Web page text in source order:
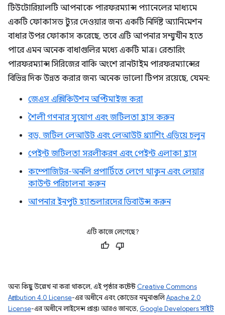
টিউটোরিয়ালটি আপনাকে পারফরম্যান্স প্যানেলের মাধ্যমে
একটি ফোকাসড ট্যুর দেওয়ার জন্য একটি নির্দিষ্ট অ্যানিমেশন
বাধার উপর ফোকাস করেছে, তবে এটি আপনার সম্মুখীন হতে
পারে এমন অনেক বাধাগুলির মধ্যে একটি মাত্র। রেন্ডারিং
পারফরম্যান্স সিরিজের বাকি অংশে রানটাইম পারফরম্যান্সের
বিভিন্ন দিক উন্নত করার জন্য অনেক ভালো টিপস রয়েছে, যেমন:
জেএস এক্সিকিউশন অপ্টিমাইজ করা
শৈলী গণনার সুযোগ এবং জটিলতা হ্রাস করুন
বড়, জটিল লেআউট এবং লেআউট থ্র্যাশিং এড়িয়ে চলুন
পেইন্ট জটিলতা সরলীকরণ এবং পেইন্ট এলাকা হ্রাস
কম্পোজিটর-অনলি প্রপার্টিতে লেগে থাকুন এবং লেয়ার
কাউন্ট পরিচালনা করুন
আপনার ইনপুট হ্যান্ডলারদের ডিবাউন্স করুন
এটি কাজে লেগেছে?
অন্য কিছু উল্লেখ না করা থাকলে, এই পৃষ্ঠার কন্টেন্ট Creative Commons
Attribution 4.0 License-এর অধীনে এবং কোডের নমুনাগুলিApache 2.0
License-এর অধীনে লাইসেন্স প্রাপ্ত। আরও জানতে, Google Developers সাইট